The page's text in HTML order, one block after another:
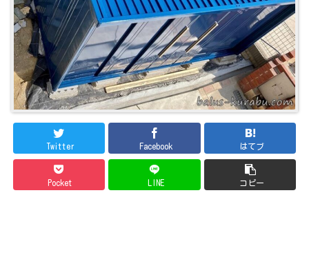
Twitter Facebook はてブ
Pocket LINE コピー